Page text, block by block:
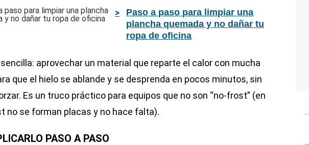
Paso a paso para limpiar una
plancha quemada y no dañar tu
ropa de oficina
aprovechar un material que reparte el calor con mucha
que el hielo se ablande y se desprenda en pocos minutos, sin
Es un truco práctico para equipos que no son “no-frost” (en
no se forman placas y no hace falta).
PASO A PASO